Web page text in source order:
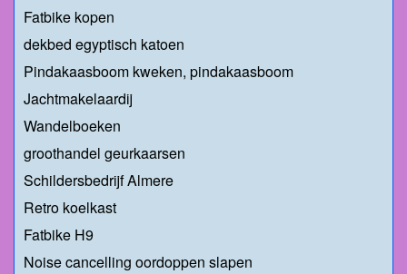
Fatbike kopen
dekbed egyptisch katoen
Pindakaasboom kweken, pindakaasboom
Jachtmakelaardij
Wandelboeken
groothandel geurkaarsen
Schildersbedrijf Almere
Retro koelkast
Fatbike H9
Noise cancelling oordoppen slapen